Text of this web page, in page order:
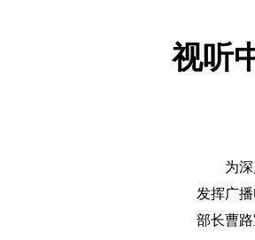
视听
为
发挥广
部长曹路